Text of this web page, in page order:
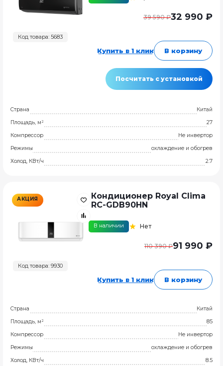
Код товара: 5683
39 590 ₽32 990 ₽
Купить в 1 клик В корзину
Посчитать с установкой
Страна
Китай
Площадь, м²
27
Компрессор
Не инвертор
Режимы
охлаждение и обогрев
Холод, КВт/ч
2.7
АКЦИЯ
Код товара: 9930
Кондиционер Royal Clima
RC-GDB90HN
В наличии Нет
110 390 ₽91 990 ₽
Купить в 1 клик В корзину
Страна
Китай
Площадь, м²
85
Компрессор
Не инвертор
Режимы
охлаждение и обогрев
Холод, КВт/ч
8.5